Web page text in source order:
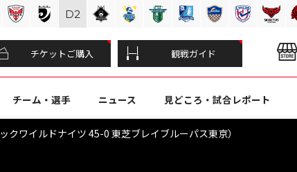
チケットご購入 観戦ガイド
チーム・選手 ニュース 見どころ・試合レポート
ワイルドナイツ 45-0 東芝ブレイブルーパス東京）
D2